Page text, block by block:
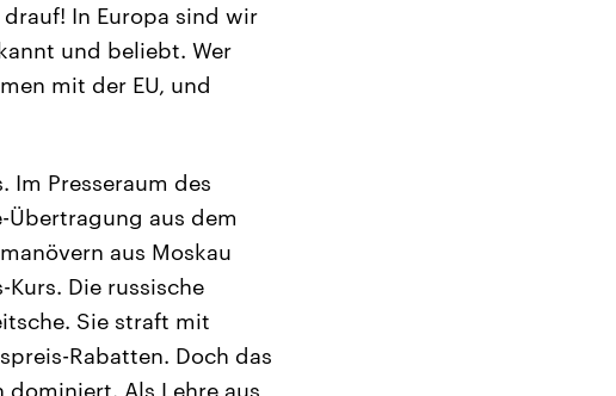
In Europa sind wir
und beliebt. Wer
mit der EU, und
Im Presseraum des
Übertragung aus dem
aus Moskau
Die russische
Sie straft mit
Rabatten. Doch das
Als Lehre aus